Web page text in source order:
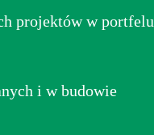
projektów w portfelu
i w budowie